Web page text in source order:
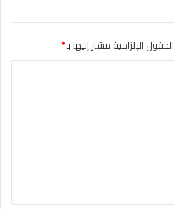
الحقول الإلزامية مشار إليها بـ*